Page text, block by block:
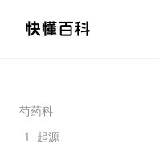
芍药科
1
起源